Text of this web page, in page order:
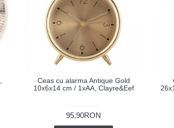
Ceas cu alarma Antique Gold
10x6x14 cm / 1xAA, Clayre&Eef
95,90RON